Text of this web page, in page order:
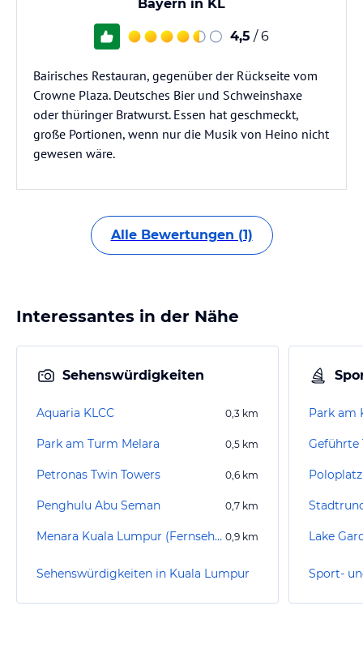
Bayern in KL
4,5 / 6
Bairisches Restauran, gegenüber der Rückseite vom
Crowne Plaza. Deutsches Bier und Schweinshaxe
oder thüringer Bratwurst. Essen hat geschmeckt,
große Portionen, wenn nur die Musik von Heino nicht
gewesen wäre.
Alle Bewertungen (1)
Interessantes in der Nähe
Sehenswürdigkeiten
Aquaria KLCC 0,3 km
Park am Turm Melara 0,5 km
Petronas Twin Towers 0,6 km
Penghulu Abu Seman 0,7 km
Menara Kuala Lumpur (Fernsehturm) 0,9 km
Sehenswürdigkeiten in Kuala Lumpur
Park am
Lake